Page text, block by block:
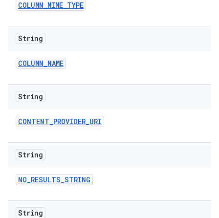
COLUMN_MIME_TYPE
String
COLUMN_NAME
String
CONTENT_PROVIDER_URI
String
NO_RESULTS_STRING
String